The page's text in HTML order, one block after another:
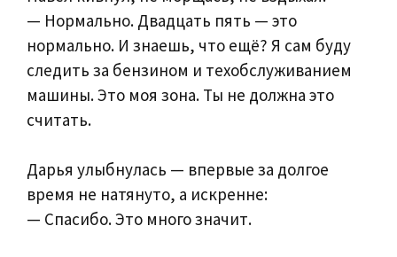
— Нормально. Двадцать пять — это
нормально. И знаешь, что ещё? Я сам буду
следить за бензином и техобслуживанием
машины. Это моя зона. Ты не должна это
считать.
Дарья улыбнулась — впервые за долгое
время не натянуто, а искренне:
— Спасибо. Это много значит.